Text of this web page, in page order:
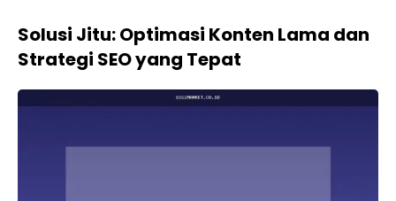
Solusi Jitu: Optimasi Konten Lama dan
Strategi SEO yang Tepat